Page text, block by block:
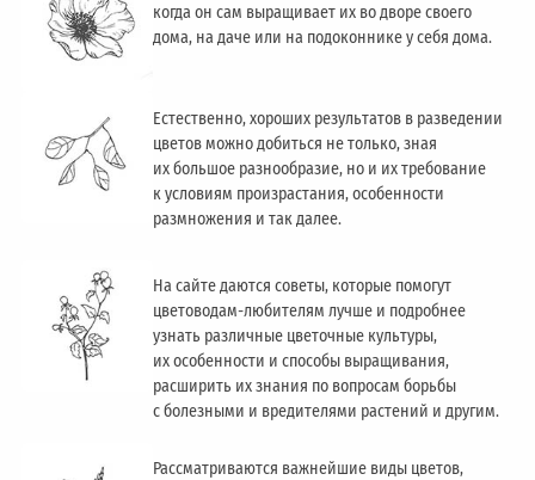
когда он сам выращивает их во дворе своего
дома, на даче или на подоконнике у себя дома.
Естественно, хороших результатов в разведении
цветов можно добиться не только, зная
их большое разнообразие, но и их требование
к условиям произрастания, особенности
размножения и так далее.
На сайте даются советы, которые помогут
цветоводам-любителям лучше и подробнее
узнать различные цветочные культуры,
их особенности и способы выращивания,
расширить их знания по вопросам борьбы
с болезными и вредителями растений и другим.
Рассматриваются важнейшие виды цветов,